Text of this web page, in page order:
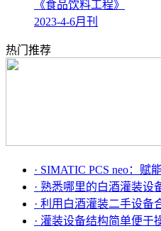
《食品饮料工程》
2023-4-6月刊
热门推荐
· SIMATIC PCS neo：赋
· 熟悉哪里的白酒灌装设
· 利用白酒灌装二手设备
· 灌装设备结构简单便于